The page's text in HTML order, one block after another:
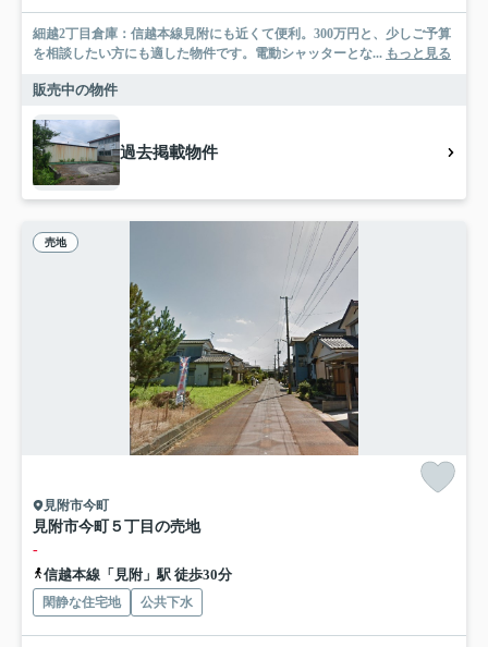
細越2丁目倉庫：信越本線見附にも近くて便利。300万円と、少しご予算
を相談したい方にも適した物件です。電動シャッターとな... もっと見る
販売中の物件
過去掲載物件
売地
見附市今町
見附市今町５丁目の売地
-
信越本線「見附」駅 徒歩30分
閑静な住宅地 公共下水